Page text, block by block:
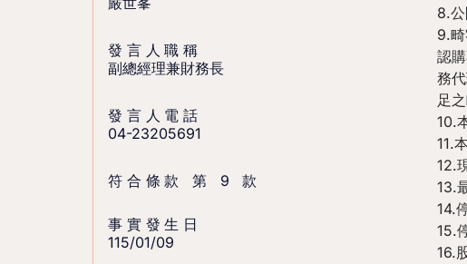
發言人職稱
副總經理兼財務長
發言人電話
04-23205691
符合條款 第 9 款
事實發生日
115/01/09
8.
9.
認
務
足
10.
11.
12.
13.
14.
15.
16.